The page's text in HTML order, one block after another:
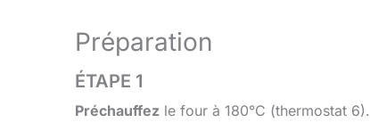
Préparation
ÉTAPE 1
Préchauffez le four à 180°C (thermostat 6).